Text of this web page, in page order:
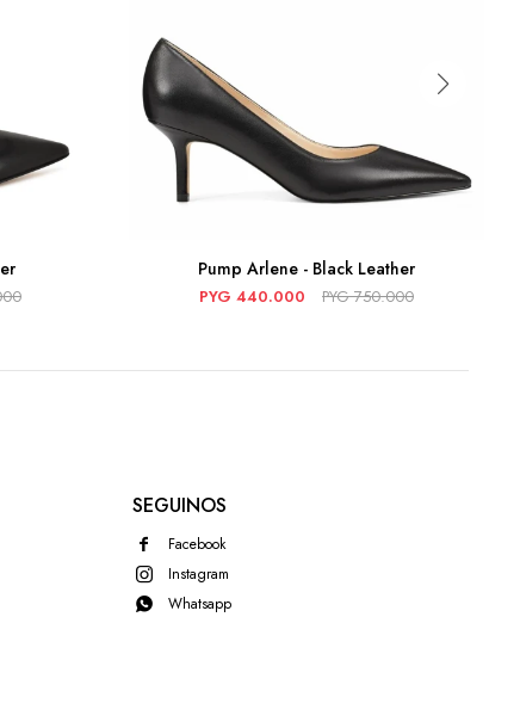
Pump Arlene - Black Leather
PYG 440.000 PYG 750.000
SEGUINOS
Facebook
Instagram
Whatsapp